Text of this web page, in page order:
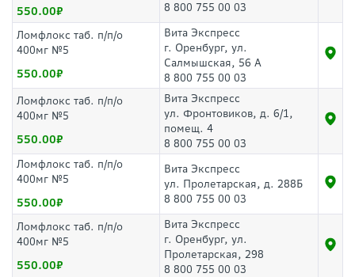
550.00
8 800 755 00 03
Ломфлокс таб. п/п/о
400мг №5
550.00
Вита Экспресс
г. Оренбург, ул.
Салмышская, 56 А
8 800 755 00 03
Ломфлокс таб. п/п/о
400мг №5
550.00
Вита Экспресс
ул. Фронтовиков, д. 6/1,
помещ. 4
8 800 755 00 03
Ломфлокс таб. п/п/о
400мг №5
550.00
Вита Экспресс
ул. Пролетарская, д. 288Б
8 800 755 00 03
Ломфлокс таб. п/п/о
400мг №5
550.00
Вита Экспресс
г. Оренбург, ул.
Пролетарская, 298
8 800 755 00 03